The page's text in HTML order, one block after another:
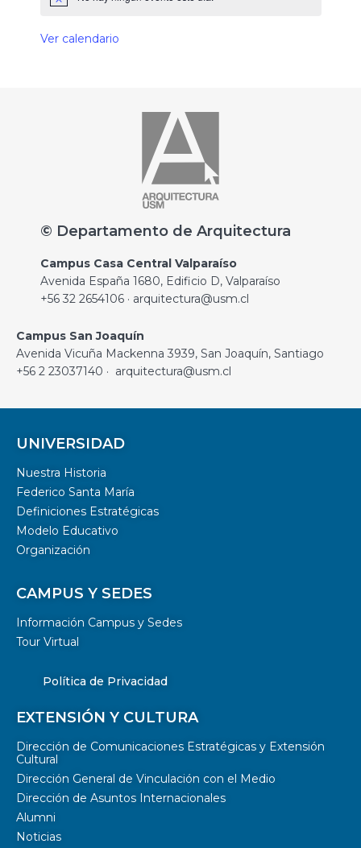
Ver calendario
© Departamento de Arquitectura
Campus Casa Central Valparaíso
Avenida España 1680, Edificio D, Valparaíso
+56 32 2654106 · arquitectura@usm.cl
Campus San Joaquín
Avenida Vicuña Mackenna 3939, San Joaquín, Santiago
+56 2 23037140 · arquitectura@usm.cl
UNIVERSIDAD
Nuestra Historia
Federico Santa María
Definiciones Estratégicas
Modelo Educativo
Organización
CAMPUS Y SEDES
Información Campus y Sedes
Tour Virtual
Política de Privacidad
EXTENSIÓN Y CULTURA
Dirección de Comunicaciones Estratégicas y Extensión
Cultural
Dirección General de Vinculación con el Medio
Dirección de Asuntos Internacionales
Alumni
Noticias